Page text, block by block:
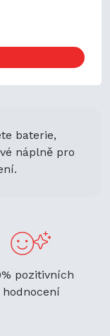
baterie,
náplně pro
pozitivních
hodnocení